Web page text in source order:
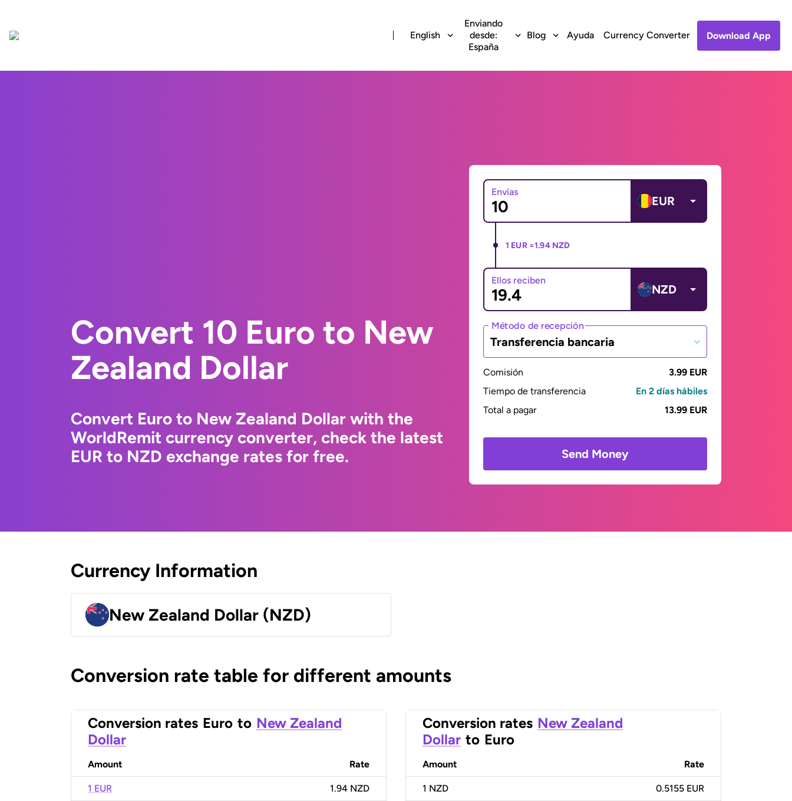
English
Enviando
desde:
España
Blog Ayuda Currency Converter Download App
Convert 10 Euro to New
Zealand Dollar
Convert Euro to New Zealand Dollar with the
WorldRemit currency converter, check the latest
EUR to NZD exchange rates for free.
Envías
EUR
1 EUR =1.94 NZD
Ellos reciben
NZD
Método de recepción
Transferencia bancaria
Comisión
3.99 EUR
Tiempo de transferencia
En 2 días hábiles
Total a pagar
13.99 EUR
Send Money
Currency Information
New Zealand Dollar (NZD)
Conversion rate table for different amounts
Conversion rates Euro to New Zealand
Dollar
Amount Rate
1 EUR 1.94 NZD
Conversion rates New Zealand
Dollar to Euro
Amount Rate
1 NZD 0.5155 EUR